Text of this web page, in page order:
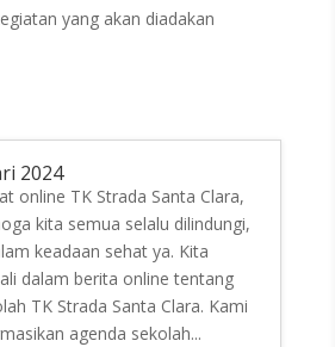
yang akan diadakan
2024
online TK Strada Santa Clara,
kita semua selalu dilindungi,
keadaan sehat ya. Kita
dalam berita online tentang
TK Strada Santa Clara. Kami
agenda sekolah...